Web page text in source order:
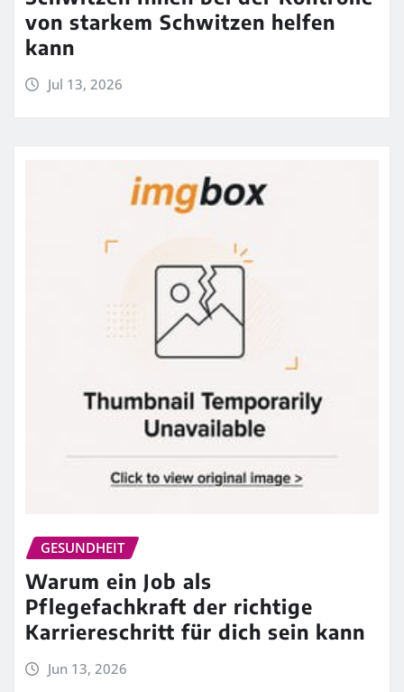
von starkem Schwitzen helfen
kann
Jul 13, 2026
GESUNDHEIT
Warum ein Job als
Pflegefachkraft der richtige
Karriereschritt für dich sein kann
Jun 13, 2026